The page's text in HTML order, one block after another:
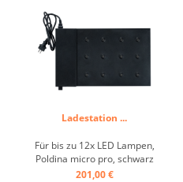
Ladestation ...
Für bis zu 12x LED Lampen,
Poldina micro pro, schwarz
...
201,00 €